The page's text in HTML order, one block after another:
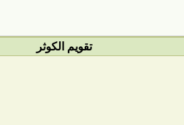
تقويم الكوثر